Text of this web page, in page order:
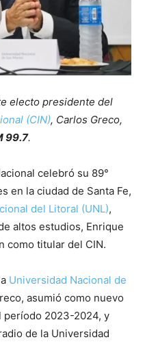
electo presidente del
(CIN), Carlos Greco,
99.7.
celebró su 89°
en la ciudad de Santa Fe,
del Litoral (UNL),
altos estudios, Enrique
como titular del CIN.
Universidad Nacional de
asumió como nuevo
período 2023-2024, y
de la Universidad